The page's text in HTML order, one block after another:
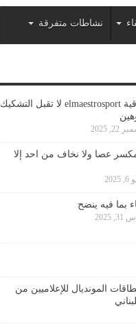
نشاطات متفرقة
مصداقية elmaestrosport لا تقبل التشكيك
22, 2025
عصا ولا نخاف من احد إلا
بما فيه ينضح
2025
المونديال للإعلاميين من